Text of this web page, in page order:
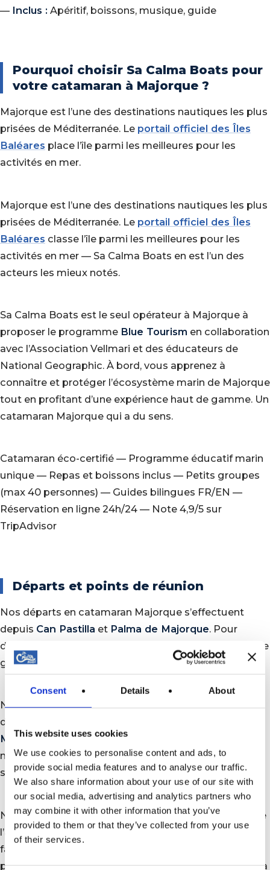
Consent Details About
This website uses cookies
We use cookies to personalise content and ads, to
provide social media features and to analyse our traffic.
We also share information about your use of our site with
our social media, advertising and analytics partners who
may combine it with other information that you’ve
provided to them or that they’ve collected from your use
of their services.
— Inclus : Apéritif, boissons, musique, guide
Pourquoi choisir Sa Calma Boats pour
votre catamaran à Majorque ?
Majorque est l’une des destinations nautiques les plus
prisées de Méditerranée. Le portail officiel des Îles
Baléares place l’île parmi les meilleures pour les
activités en mer.
Majorque est l’une des destinations nautiques les plus
prisées de Méditerranée. Le portail officiel des Îles
Baléares classe l’île parmi les meilleures pour les
activités en mer — Sa Calma Boats en est l’un des
acteurs les mieux notés.
Sa Calma Boats est le seul opérateur à Majorque à
proposer le programme Blue Tourism en collaboration
avec l’Association Vellmari et des éducateurs de
National Geographic. À bord, vous apprenez à
connaître et protéger l’écosystème marin de Majorque
tout en profitant d’une expérience haut de gamme. Un
catamaran Majorque qui a du sens.
Catamaran éco-certifié — Programme éducatif marin
unique — Repas et boissons inclus — Petits groupes
(max 40 personnes) — Guides bilingues FR/EN —
Réservation en ligne 24h/24 — Note 4,9/5 sur
TripAdvisor
Départs et points de réunion
Nos départs en catamaran Majorque s’effectuent
depuis Can Pastilla et Palma de Majorque. Pour
découvrir d’autres activités nautiques, consultez notre
guideque faire à Majorque
Nos départs en catamaran Majorque s’effectuent
depuis
Majorque. Pour plus d’activités nautiques, découvrez
notre guideque faire à Majorqueavec toutes nos
sorties en mer.
Nos catamarans partent depuisCan Pastilla(5 min de
l’aéroport de Palma) et lecentre de Palma . Accès
facile en bus, taxi ou voiture (parking à proximité). Le
point de départ exact vous est communiqué lors de la